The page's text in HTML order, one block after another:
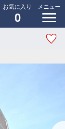
お気に入り
0
メニュー